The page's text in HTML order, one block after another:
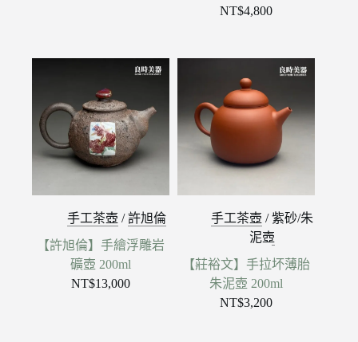
NT$4,800
手工茶壺 /許旭倫
【許旭倫】手繪浮雕岩
礦壺 200ml
NT$13,000
手工茶壺 /紫砂/朱
泥壺
【莊裕文】手拉坏薄胎
朱泥壺 200ml
NT$3,200